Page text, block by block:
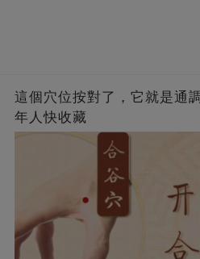
這個穴位按對了，它就是通
年人快收藏